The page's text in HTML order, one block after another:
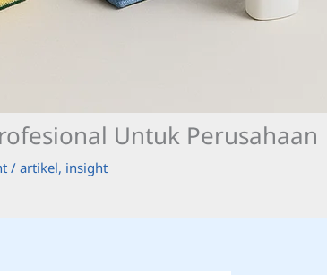
Untuk Perusahaan
/ artikel, insight